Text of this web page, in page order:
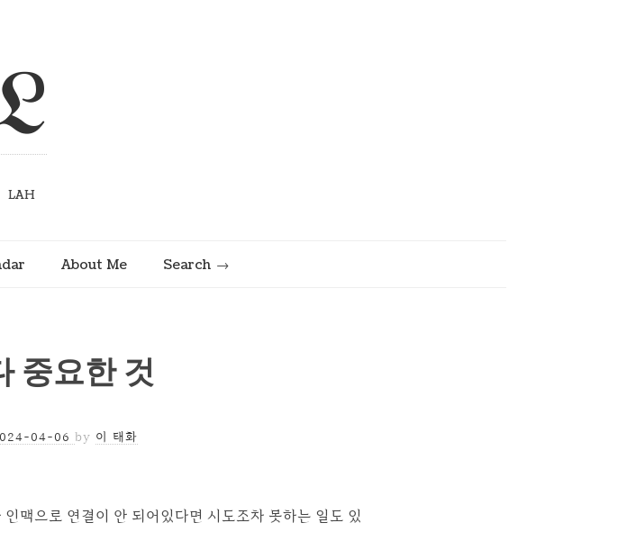
LAH
About Me Search
중요한 것
04-06 by 이 태화
맥으로 연결이 안 되어있다면 시도조차 못하는 일도 있